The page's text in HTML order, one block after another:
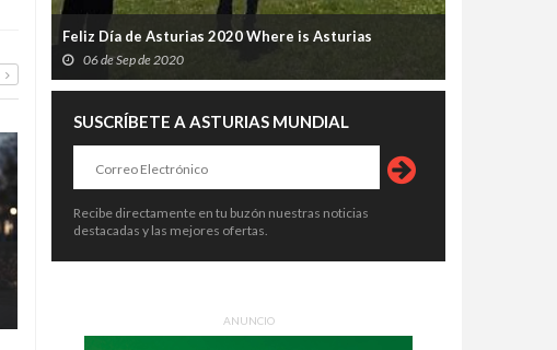
El crimen de Llanes destapa una
Guardia Civil y tenía prohibido
Asturias crea empleo, pero su
Feliz Día de Asturias 2020 Where is Asturias
06 de Sep de 2020
SUSCRÍBETE A ASTURIAS MUNDIAL
Recibe directamente en tu buzón nuestras noticias
destacadas y las mejores ofertas.
ANUNCIO